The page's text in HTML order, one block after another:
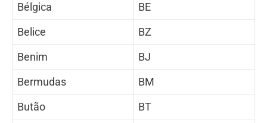
Bélgica
BE
Belice
BZ
Benim
BJ
Bermudas
BM
Butão
BT